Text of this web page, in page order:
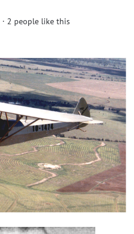
· 2 people like this